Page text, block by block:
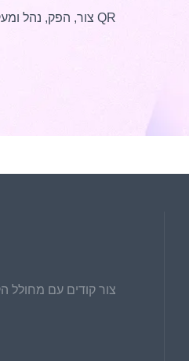
צור, הפק, נהל ומעקוב סטטיסטי אחרי הדפים שלך לקודי QR
צור קודים עם מחולל